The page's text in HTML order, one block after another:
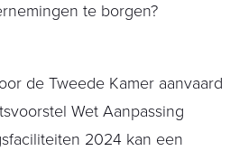
te borgen?
de Tweede Kamer aanvaard
Wet Aanpassing
2024 kan een